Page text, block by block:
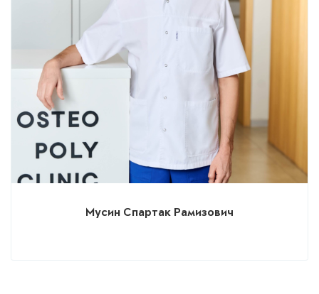
Мусин Спартак Рамизович